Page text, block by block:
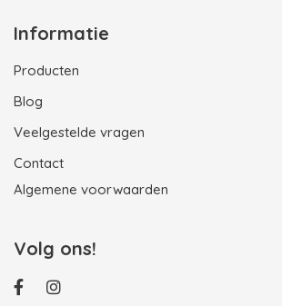
Informatie
Producten
Blog
Veelgestelde vragen
Contact
Algemene voorwaarden
Volg ons!